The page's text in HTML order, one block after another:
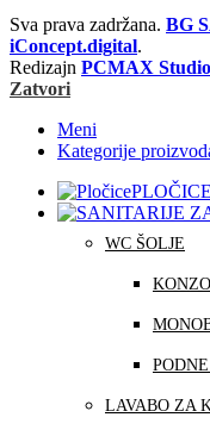
Sva prava zadržana. BG
iConcept.digital.
Redizajn PCMAX Studio
Zatvori
Meni
Kategorije
WC ŠOLJE
LAVABO ZA